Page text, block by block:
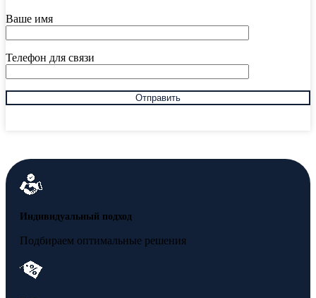
Ваше имя
Телефон для связи
Индивидуальный подход
Подбираем оптимальные решения